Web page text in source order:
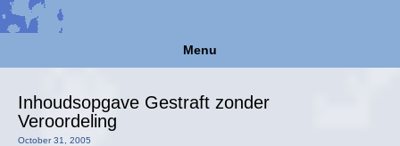
Menu
Inhoudsopgave Gestraft zonder
Veroordeling
October 31, 2005